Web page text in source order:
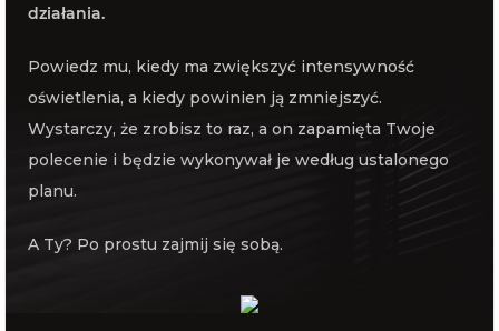
działania.
Powiedz mu, kiedy ma zwiększyć intensywność
oświetlenia, a kiedy powinien ją zmniejszyć.
Wystarczy, że zrobisz to raz, a on zapamięta Twoje
polecenie i będzie wykonywał je według ustalonego
planu.
A Ty? Po prostu zajmij się sobą.